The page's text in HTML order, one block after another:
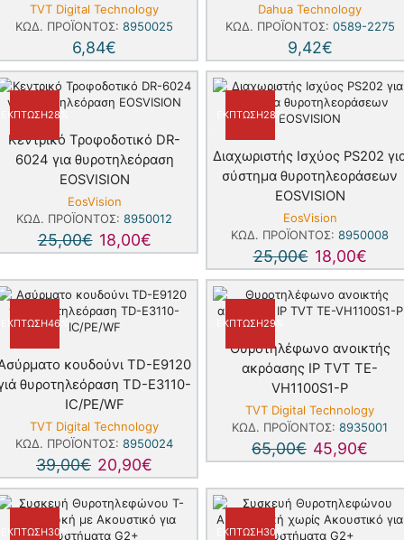
TVT Digital Technology
ΚΩΔ. ΠΡΟΪΌΝΤΟΣ: 8950025
6,84€
Dahua Technology
ΚΩΔ. ΠΡΟΪΌΝΤΟΣ: 0589-2275
9,42€
ΈΚΠΤΩΣΗ28%
Κεντρικό Τροφοδοτικό DR-
6024 για θυροτηλεόραση
EOSVISION
EosVision
ΚΩΔ. ΠΡΟΪΌΝΤΟΣ: 8950012
25,00€ 18,00€
ΈΚΠΤΩΣΗ28%
Διαχωριστής Ισχύος PS202
σύστημα θυροτηλεοράσεων
EOSVISION
EosVision
ΚΩΔ. ΠΡΟΪΌΝΤΟΣ: 8950008
25,00€ 18,00€
ΈΚΠΤΩΣΗ46%
κουδούνι TD-E9120
θυροτηλεόραση TD-E3110-
IC/PE/WF
TVT Digital Technology
ΚΩΔ. ΠΡΟΪΌΝΤΟΣ: 8950024
39,00€ 20,90€
ΈΚΠΤΩΣΗ29%
Θυροτηλέφωνο ανοικτής
ακρόασης IP TVT TE-
VH1100S1-P
TVT Digital Technology
ΚΩΔ. ΠΡΟΪΌΝΤΟΣ: 8935001
65,00€ 45,90€
ΈΚΠΤΩΣΗ30% ΈΚΠΤΩΣΗ30%